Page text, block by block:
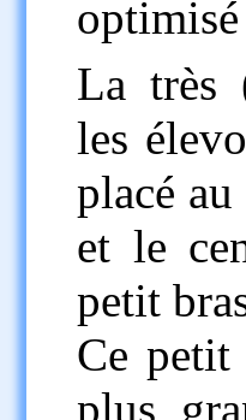
La très
les
placé
et le
petit
Ce
plus